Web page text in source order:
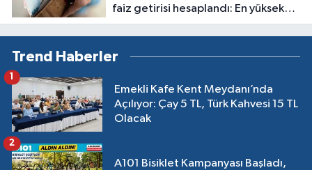
faiz getirisi hesaplandı: En yüksek
oran en çok kazancı vermiyor
Trend Haberler
Emekli Kafe Kent Meydanı’nda
Açılıyor: Çay 5 TL, Türk Kahvesi 15 TL
Olacak
1
A101 Bisiklet Kampanyası Başladı,
2